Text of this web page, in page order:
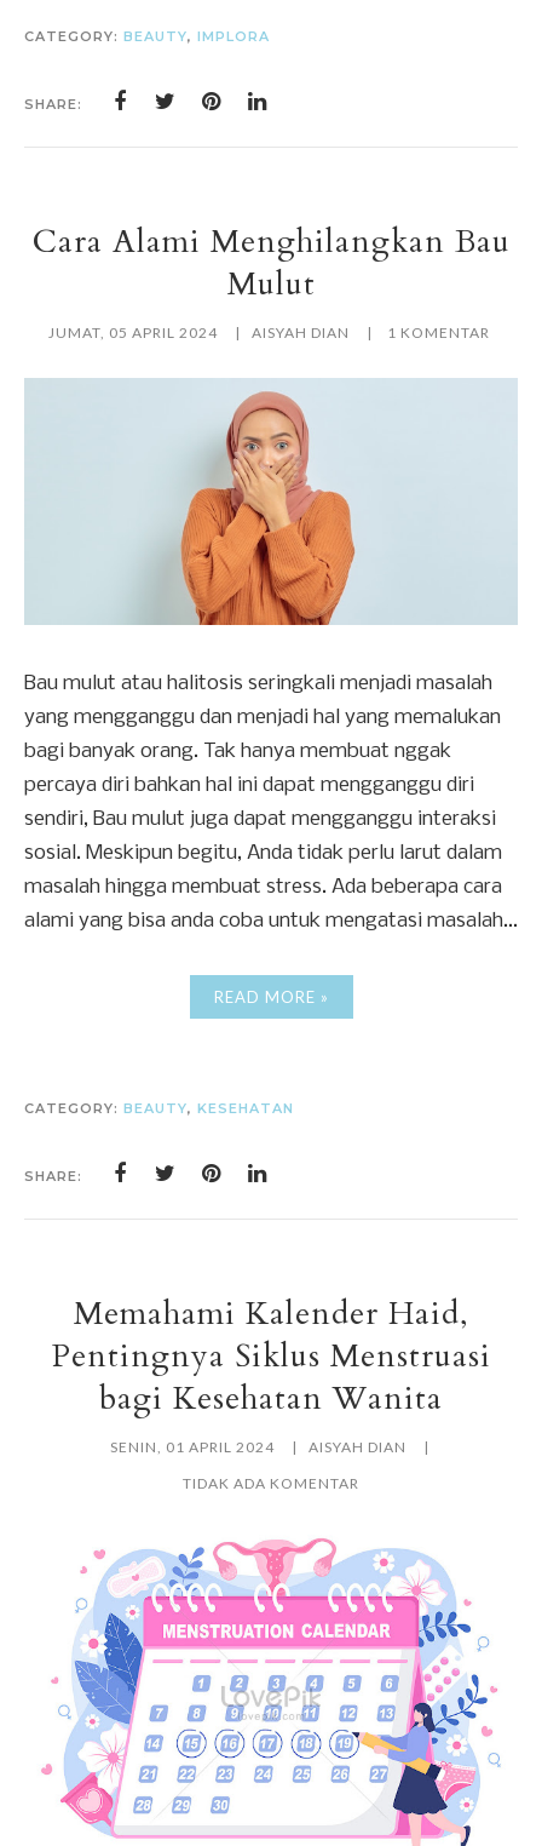
CATEGORY: BEAUTY, IMPLORA
SHARE:
Cara Alami Menghilangkan Bau
Mulut
JUMAT, 05 APRIL 2024 AISYAH DIAN 1 KOMENTAR
Bau mulut atau halitosis seringkali menjadi masalah
yang mengganggu dan menjadi hal yang memalukan
bagi banyak orang. Tak hanya membuat nggak
percaya diri bahkan hal ini dapat mengganggu diri
sendiri, Bau mulut juga dapat mengganggu interaksi
sosial. Meskipun begitu, Anda tidak perlu larut dalam
masalah hingga membuat stress. Ada beberapa cara
alami yang bisa anda coba untuk mengatasi masalah...
READ MORE »
CATEGORY: BEAUTY, KESEHATAN
SHARE:
Memahami Kalender Haid,
Pentingnya Siklus Menstruasi
bagi Kesehatan Wanita
SENIN, 01 APRIL 2024
AISYAH DIAN
TIDAK ADA KOMENTAR